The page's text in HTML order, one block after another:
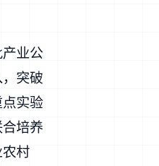
业公
突破
实验
培养
村